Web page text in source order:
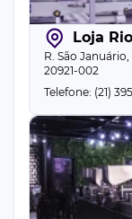
Loja
R. São
20921-002
Telefone: (21)